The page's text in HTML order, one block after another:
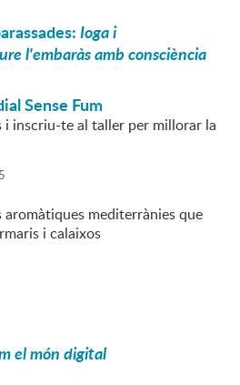
Ioga i
l'embaràs amb consciència
Sense Fum
inscriu-te al taller per millorar la
mediterrànies que
i calaixos
el món digital